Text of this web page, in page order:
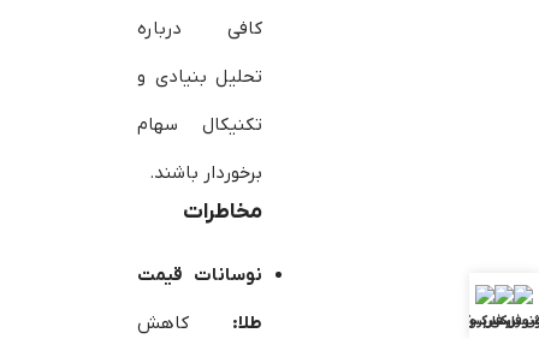
کافی درباره
تحلیل بنیادی و
تکنیکال سهام
برخوردار باشند.
مخاطرات
نوسانات قیمت
طلا: کاهش فارکس
فارکس
بررسی بروکرها